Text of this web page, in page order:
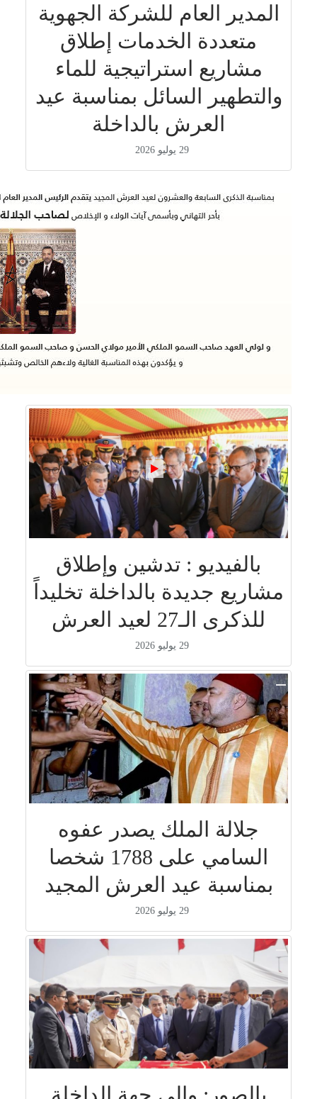
المدير العام للشركة الجهوية
متعددة الخدمات إطلاق
مشاريع استراتيجية للماء
والتطهير السائل بمناسبة عيد
العرش بالداخلة
29 يوليو 2026
بالفيديو : تدشين وإطلاق
مشاريع جديدة بالداخلة تخليداً
للذكرى الـ27 لعيد العرش
29 يوليو 2026
جلالة الملك يصدر عفوه
السامي على 1788 شخصا
بمناسبة عيد العرش المجيد
29 يوليو 2026
بالصور: والي جهة الداخلة